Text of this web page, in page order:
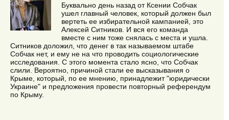
Буквально день назад от Ксении Собчак
ушел главный человек, который должен был
вертеть ее избирательной кампанией, это
Алексей Ситников. И вся его команда
вместе с ним тоже снялась с места и ушла.
Ситников доложил, что денег в так называемом штабе
Собчак нет, и ему не на что проводить социологические
исследования. С этого момента стало ясно, что Собчак
слили. Вероятно, причиной стали ее высказывания о
Крыме, который, по ее мнению, принадлежит "юридически
Украине" и предложения провести повторный референдум
по Крыму.